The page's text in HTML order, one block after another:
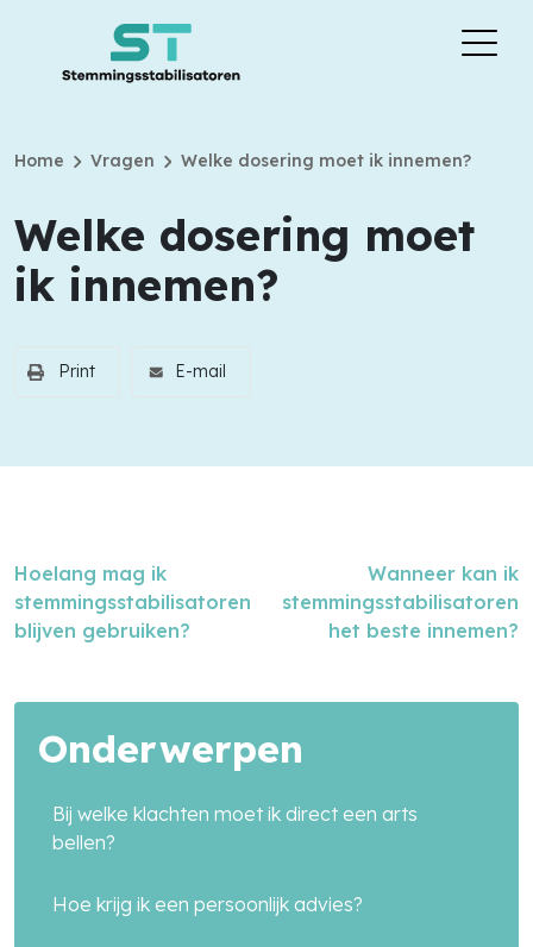
Home chevron_right Vragen chevron_right Welke dosering moet ik innemen?
Welke dosering moet
ik innemen?
Print E-mail
Hoelang mag ik
stemmingsstabilisatoren
blijven gebruiken?
Wanneer kan ik
stemmingsstabilisatoren
het beste innemen?
Onderwerpen
Bij welke klachten moet ik direct een arts
bellen?
Hoe krijg ik een persoonlijk advies?